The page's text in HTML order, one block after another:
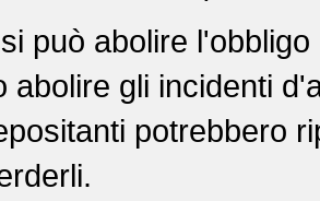
può abolire
abolire gli incidenti
potrebbero